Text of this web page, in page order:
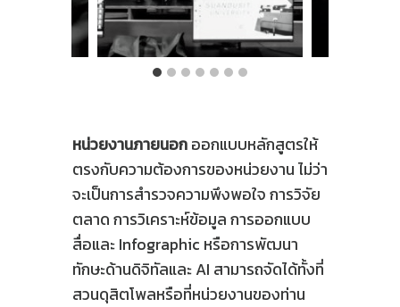
หน่วยงานภายนอกออกแบบหลักสูตรให้
ตรงกับความต้องการของหน่วยงาน ไม่ว่า
จะเป็นการสำรวจความพึงพอใจ การวิจัย
ตลาด การวิเคราะห์ข้อมูล การออกแบบ
สื่อและ Infographic หรือการพัฒนา
ทักษะด้านดิจิทัลและ AI สามารถจัดได้ทั้งที่
สวนดุสิตโพลหรือที่หน่วยงานของท่าน